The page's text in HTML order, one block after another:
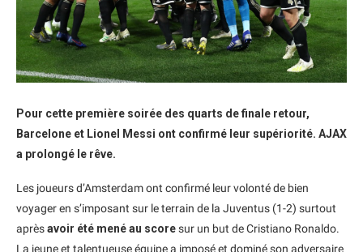
Pour cette première soirée des quarts de finale retour,
Barcelone et Lionel Messi ont confirmé leur supériorité. AJAX
a prolongé le rêve.
Les joueurs d’Amsterdam ont confirmé leur volonté de bien
voyager en s’imposant sur le terrain de la Juventus (1-2) surtout
aprèsavoir été mené au scoresur un but de Cristiano Ronaldo.
La jeune et talentueuse équipe a imposé et dominé son adversaire